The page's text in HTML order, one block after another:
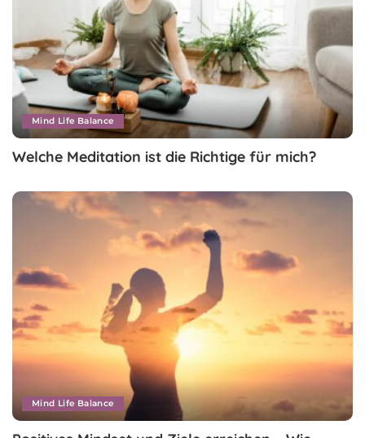
Mind Life Balance
Welche Meditation ist die Richtige für mich?
Mind Life Balance